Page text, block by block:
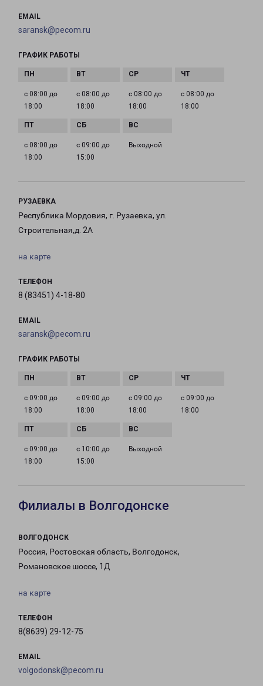
EMAIL
saransk@pecom.ru
ГРАФИК РАБОТЫ
с 08:00 до
18:00
с 08:00 до
18:00
с 08:00 до
18:00
с 08:00 до
18:00
с 08:00 до
18:00
с 09:00 до
15:00
Выходной
РУЗАЕВКА
Республика Мордовия, г. Рузаевка, ул.
Строительная,д. 2А
на карте
ТЕЛЕФОН
8 (83451) 4-18-80
EMAIL
saransk@pecom.ru
ГРАФИК РАБОТЫ
с 09:00 до
18:00
с 09:00 до
18:00
с 09:00 до
18:00
с 09:00 до
18:00
с 09:00 до
18:00
с 10:00 до
15:00
Выходной
Филиалы в Волгодонске
ВОЛГОДОНСК
Россия, Ростовская область, Волгодонск,
Романовское шоссе, 1Д
на карте
ТЕЛЕФОН
8(8639) 29-12-75
EMAIL
volgodonsk@pecom.ru